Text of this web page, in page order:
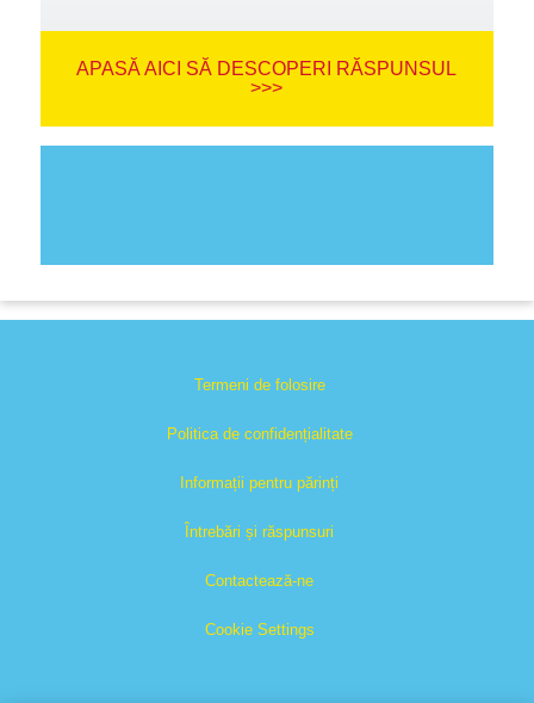
APASĂ AICI SĂ DESCOPERI RĂSPUNSUL
>>>
Termeni de folosire
Politica de confidențialitate
Informații pentru părinți
Întrebări și răspunsuri
Contactează-ne
Cookie Settings